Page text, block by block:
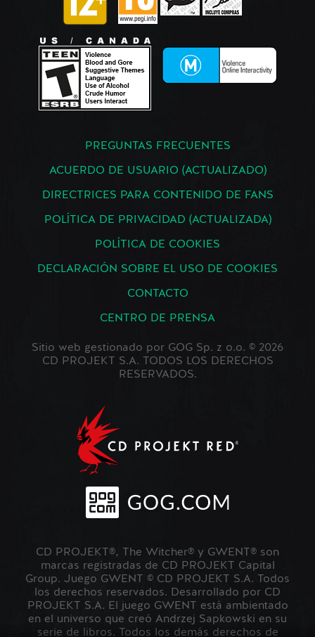
PREGUNTAS FRECUENTES
ACUERDO DE USUARIO (ACTUALIZADO)
DIRECTRICES PARA CONTENIDO DE FANS
POLÍTICA DE PRIVACIDAD (ACTUALIZADA)
POLÍTICA DE COOKIES
DECLARACIÓN SOBRE EL USO DE COOKIES
CONTACTO
CENTRO DE PRENSA
Sitio web gestionado por GOG Sp. z o.o. © 2026
CD PROJEKT S.A. TODOS LOS DERECHOS
RESERVADOS.
CD PROJEKT®, The Witcher® y GWENT® son
marcas registradas de CD PROJEKT Capital
Group. Juego GWENT © CD PROJEKT S.A. Todos
los derechos reservados. Desarrollado por CD
PROJEKT S.A. El juego GWENT está ambientado
en el universo que creó Andrzej Sapkowski en su
serie de libros. Todos los demás derechos de